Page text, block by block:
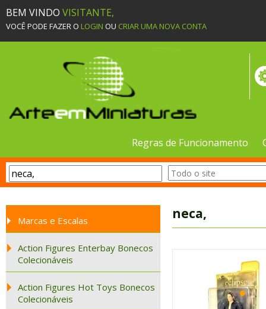
BEM VINDO VISITANTE,
VOCÊ PODE FAZER O LOGIN OU CRIAR UMA NOVA CONTA
Regras de Funcionamento
Marcas e Escalas
Action Figures Enterbay Bonecos
Colecionáveis
Action Figures Hot Toys Bonecos
Colecionáveis
neca,